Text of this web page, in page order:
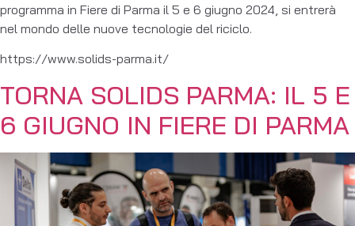
programma in Fiere di Parma il 5 e 6 giugno 2024, si entrerà
nel mondo delle nuove tecnologie del riciclo.
https://www.solids-parma.it/
TORNA SOLIDS PARMA: IL 5 E
6 GIUGNO IN FIERE DI PARMA